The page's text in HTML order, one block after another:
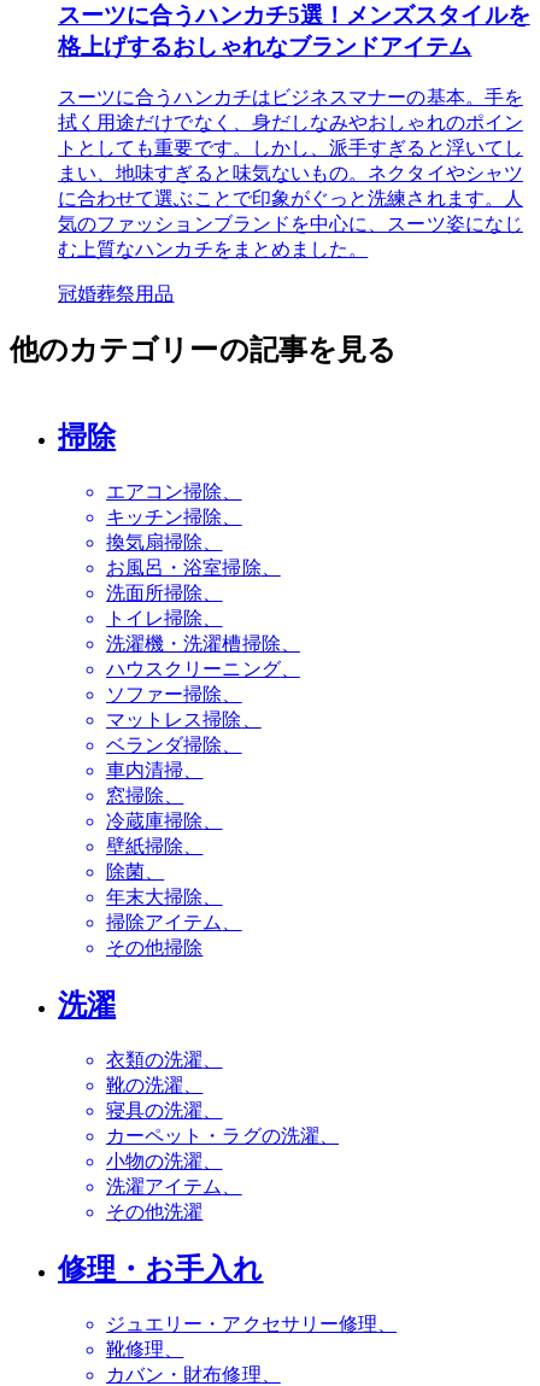
スーツに合うハンカチ5選！メンズスタイルを
格上げするおしゃれなブランドアイテム
スーツに合うハンカチはビジネスマナーの基本。手を
拭く用途だけでなく、身だしなみやおしゃれのポイン
トとしても重要です。しかし、派手すぎると浮いてし
まい、地味すぎると味気ないもの。ネクタイやシャツ
に合わせて選ぶことで印象がぐっと洗練されます。人
気のファッションブランドを中心に、スーツ姿になじ
む上質なハンカチをまとめました。
冠婚葬祭用品
他のカテゴリーの記事を見る
掃除
エアコン掃除
キッチン掃除
換気扇掃除
お風呂・浴室掃除
洗面所掃除
トイレ掃除
洗濯機・洗濯槽掃除
ハウスクリーニング
ソファー掃除
マットレス掃除
ベランダ掃除
車内清掃
窓掃除
冷蔵庫掃除
壁紙掃除
除菌
年末大掃除
掃除アイテム
その他掃除
洗濯
衣類の洗濯
靴の洗濯
寝具の洗濯
カーペット・ラグの洗濯
小物の洗濯
洗濯アイテム
その他洗濯
修理・お手入れ
ジュエリー・アクセサリー修理
靴修理
カバン・財布修理